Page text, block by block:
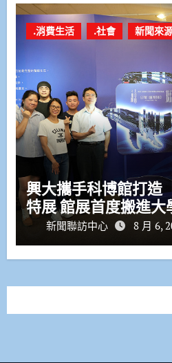
.消費生活 .社會 新聞來
興大攜手科博館打造
特展 館展首度搬進
新聞聯訪中心 8 月 6,